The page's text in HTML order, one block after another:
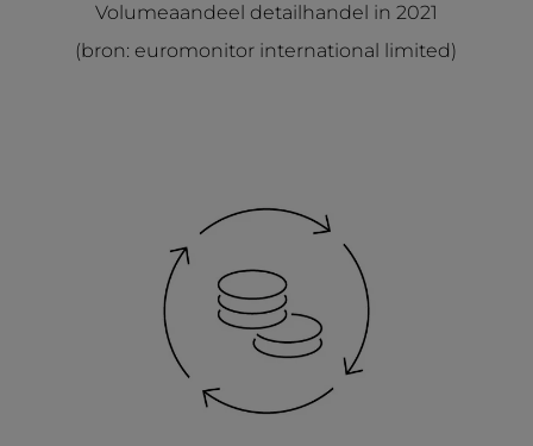
Volumeaandeel detailhandel in 2021
(bron: euromonitor international limited)